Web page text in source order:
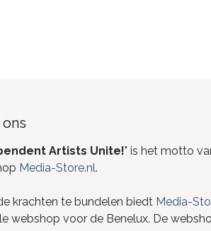
Artists Unite!" is het motto
Media-Store.nl.
krachten te bundelen biedt Media-
webshop voor de Benelux. De